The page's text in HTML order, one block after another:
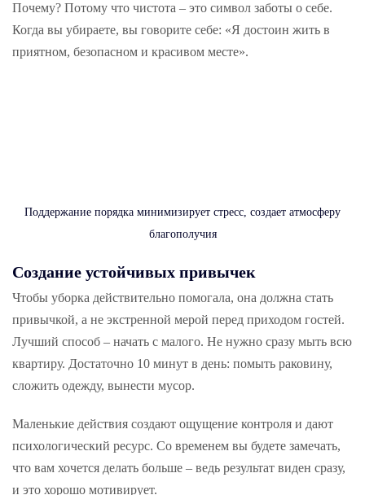
Почему? Потому что чистота – это символ заботы о себе.
Когда вы убираете, вы говорите себе: «Я достоин жить в
приятном, безопасном и красивом месте».
Поддержание порядка минимизирует стресс, создает атмосферу
благополучия
Создание устойчивых привычек
Чтобы уборка действительно помогала, она должна стать
привычкой, а не экстренной мерой перед приходом гостей.
Лучший способ – начать с малого. Не нужно сразу мыть всю
квартиру. Достаточно 10 минут в день: помыть раковину,
сложить одежду, вынести мусор.
Маленькие действия создают ощущение контроля и дают
психологический ресурс. Со временем вы будете замечать,
что вам хочется делать больше – ведь результат виден сразу,
и это хорошо мотивирует.